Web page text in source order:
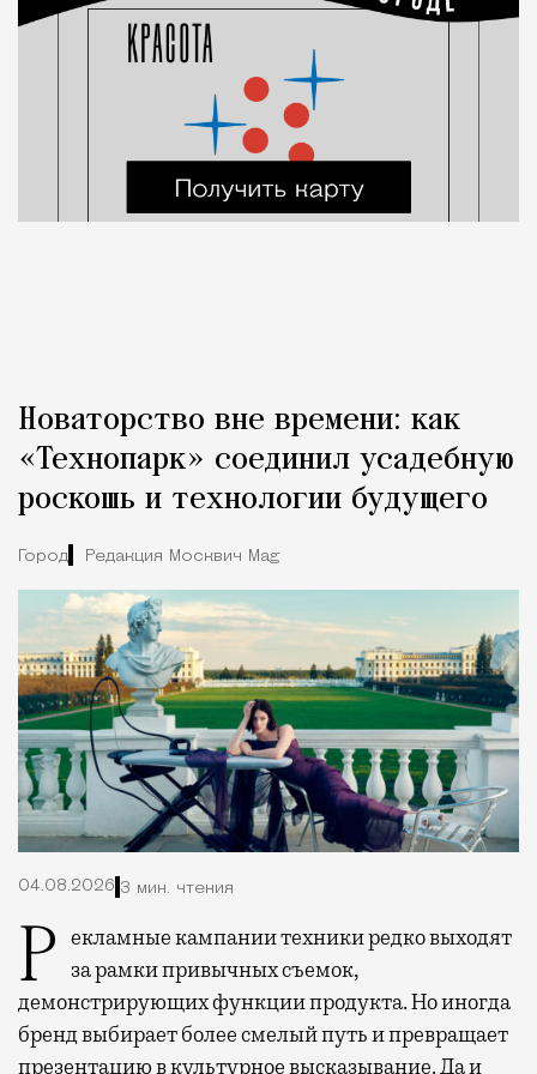
Новаторство вне времени: как
«Технопарк» соединил усадебную
роскошь и технологии будущего
Город Редакция Москвич Mag
04.08.2026 3 мин. чтения
Рекламные кампании техники редко выходят
за рамки привычных съемок,
демонстрирующих функции продукта. Но иногда
бренд выбирает более смелый путь и превращает
презентацию в культурное высказывание. Да и